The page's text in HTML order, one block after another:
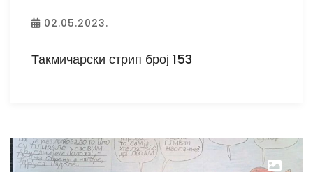
02.05.2023.
Такмичарски стрип број 153